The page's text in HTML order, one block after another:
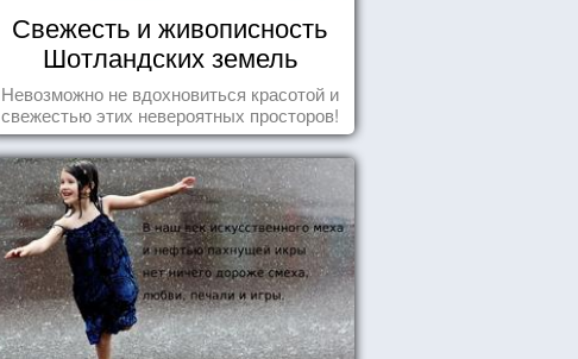
Свежесть и живописность
Шотландских земель
Невозможно не вдохновиться красотой и
свежестью этих невероятных просторов!